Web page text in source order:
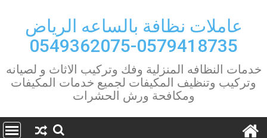
contentعاملات نظافة بالساعه الرياض
0579418735-0549362075
خدمات النظافه المنزلية وفك وتركيب الاثاث و لصيانه
وتركيب وتنظيف المكيفات لجميع خدمات المكيفات
ومكافحة ورش الحشرات